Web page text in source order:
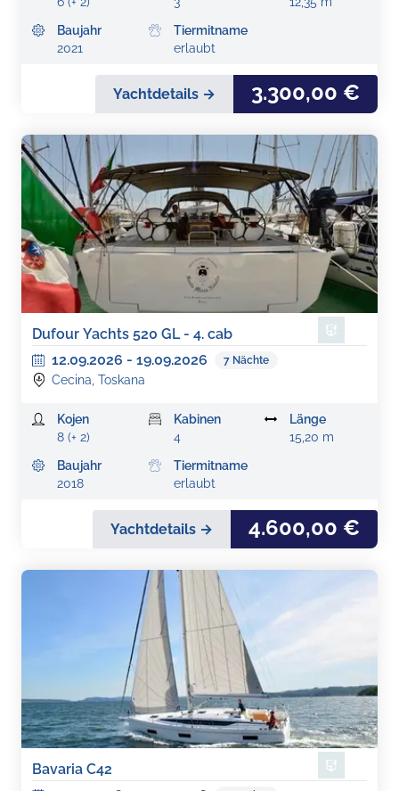
Baujahr
2021
Tiermitname
erlaubt
Yachtdetails → 3.300,00 €
Dufour Yachts 520 GL - 4. cab
12.09.2026 - 19.09.2026 7 Nächte
Cecina, Toskana
Kojen
8 (+ 2)
Kabinen
4
Länge
15,20 m
Baujahr
2018
Tiermitname
erlaubt
Yachtdetails → 4.600,00 €
Bavaria C42